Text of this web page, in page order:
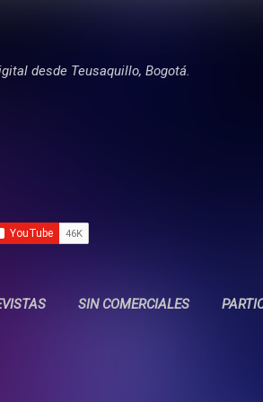
desde Teusaquillo, Bogotá.
SIN COMERCIALES